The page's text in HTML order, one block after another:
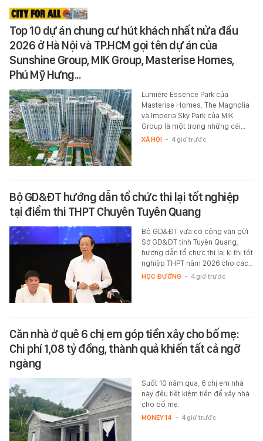
Top 10 dự án chung cư hút khách nhất nửa đầu
2026 ở Hà Nội và TP.HCM gọi tên dự án của
Sunshine Group, MIK Group, Masterise Homes,
Phú Mỹ Hưng...
Lumière Essence Park của
Masterise Homes, The Magnolia
và Imperia Sky Park của MIK
Group là một trong những cái…
XÃ HỘI - 4 giờ trước
Bộ GD&ĐT hướng dẫn tổ chức thi lại tốt nghiệp
tại điểm thi THPT Chuyên Tuyên Quang
Bộ GD&ĐT vừa có công văn gửi
Sở GD&ĐT tỉnh Tuyên Quang,
hướng dẫn tổ chức thi lại kì thi tốt
nghiệp THPT năm 2026 cho các…
HỌC ĐƯỜNG - 4 giờ trước
Căn nhà ở quê 6 chị em góp tiền xây cho bố mẹ:
Chi phí 1,08 tỷ đồng, thành quả khiến tất cả ngỡ
ngàng
Suốt 10 năm qua, 6 chị em nhà
này đều tiết kiệm tiền để xây nhà
cho bố mẹ.
MONEY.14 - 4 giờ trước